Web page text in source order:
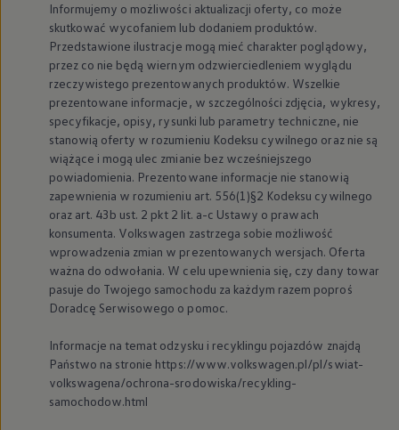
Koła i opony
Pomoc w razie wypadku i awarii
Serwis i części na raty
Pakiet przeglądów dla Twojego Volkswagena
Badanie satysfakcji klienta – oceń nasz serwis
Ubezpieczenie opon
Akcesoria
Sklep online akcesoriów
Koła zimowe
Personalizacja
Urządzenia ładujące
Ochrona i pielęgnacja
Akcesoria do poszczególnych modeli
Rozwiązania transportowe i bagażowe
Elektronika i rozrywka
Usługi cyfrowe
Aktualizacje oprogramowania, map i radia
Aplikacje Volkswagen, logowanie i sklep
Znajdź usługi dla swojego modelu
Połączenie telefonu komórkowego z pojazdem
Strefa kierowcy
Elektroniczna Instrukcja Obsługi
Informacje dla klientów
Informator o pojeździe
Gwarancje
Informujemy o możliwości aktualizacji oferty, co może
skutkować wycofaniem lub dodaniem produktów.
Przedstawione ilustracje mogą mieć charakter poglądowy,
przez co nie będą wiernym odzwierciedleniem wyglądu
rzeczywistego prezentowanych produktów. Wszelkie
prezentowane informacje, w szczególności zdjęcia, wykresy,
specyfikacje, opisy, rysunki lub parametry techniczne, nie
stanowią oferty w rozumieniu Kodeksu cywilnego oraz nie są
wiążące i mogą ulec zmianie bez wcześniejszego
powiadomienia. Prezentowane informacje nie stanowią
zapewnienia w rozumieniu art. 556(1)§2 Kodeksu cywilnego
oraz art. 43b ust. 2 pkt 2 lit. a-c Ustawy o prawach
konsumenta. Volkswagen zastrzega sobie możliwość
wprowadzenia zmian w prezentowanych wersjach. Oferta
ważna do odwołania. W celu upewnienia się, czy dany towar
pasuje do Twojego samochodu za każdym razem poproś
Doradcę Serwisowego o pomoc.
Informacje na temat odzysku i recyklingu pojazdów znajdą
Państwo na stronie https://www.volkswagen.pl/pl/swiat-
volkswagena/ochrona-srodowiska/recykling-
samochodow.html